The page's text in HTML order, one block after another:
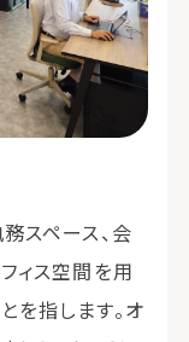
スペース、会
ィス空間を用
を指します。オ